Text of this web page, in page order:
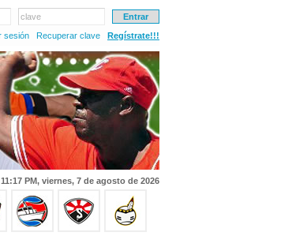
clave
sesión
Recuperar clave Regístrate!!!
PM, viernes, 7 de agosto de 2026